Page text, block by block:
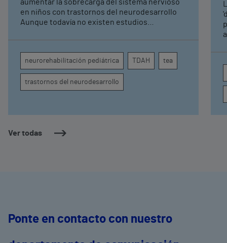
Ver todas
pediátrica de Vithas
aumentar la sobrecarga del sistema nervioso
en niños con trastornos del neurodesarrollo
Aunque todavía no existen estudios
atención, la regulación emocional y la
conducta
neurorehabilitación pediátrica TDAH tea
trastornos del neurodesarrollo
Ponte en contacto con nuestro